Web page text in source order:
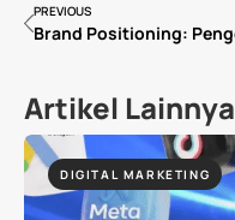
PREVIOUS
Artikel Lainnya
DIGITAL MARKETING